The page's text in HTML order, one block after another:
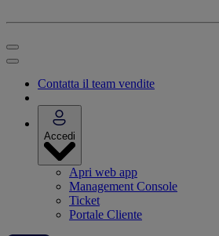
Contatta il team vendite
Accedi
Apri web app
Management Console
Ticket
Portale Cliente